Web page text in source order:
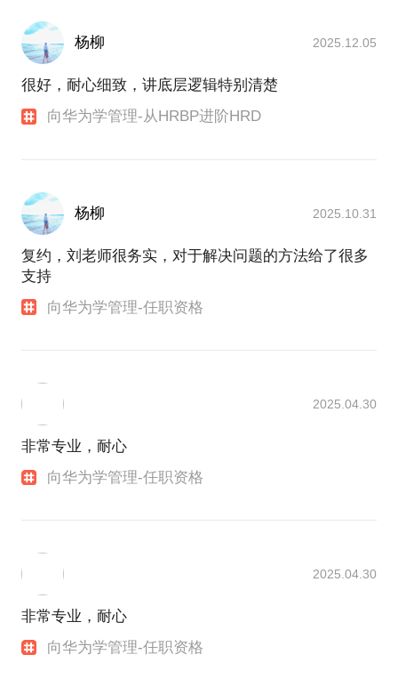
杨柳 2025.12.05
很好，耐心细致，讲底层逻辑特别清楚
向华为学管理-从HRBP进阶HRD
杨柳 2025.10.31
复约，刘老师很务实，对于解决问题的方法给了很多
支持
向华为学管理-任职资格
2025.04.30
非常专业，耐心
向华为学管理-任职资格
2025.04.30
非常专业，耐心
向华为学管理-任职资格